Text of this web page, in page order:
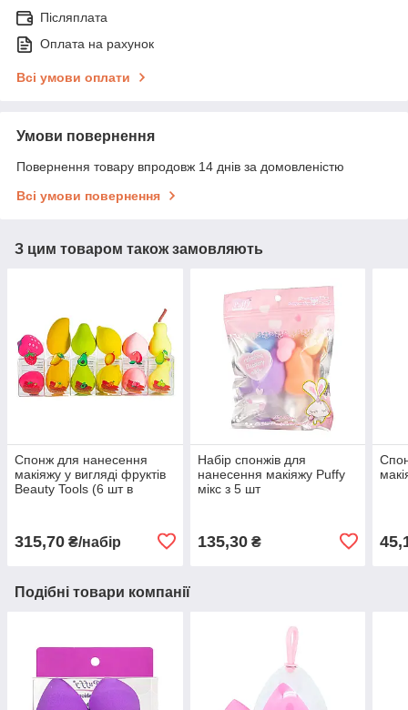
Післяплата
Оплата на рахунок
Всі умови оплати
Умови повернення
Повернення товару впродовж 14 днів за домовленістю
Всі умови повернення
З цим товаром також замовляють
Спонж для нанесення
макіяжу у вигляді фруктів
Beauty Tools (6 шт в
315,70 ₴/набір
Набір спонжів для
нанесення макіяжу Puffy
мікс з 5 шт
135,30₴
Подібні товари компанії